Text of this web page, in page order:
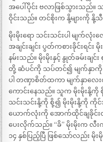
အပေါ်ပိုင်း ဗလာဖြစ်သွားသည်။
ဝိုင်းသည်။ တင်စိုးက နို့များကို နို့သီ
မိုးမိုးရော သင်းသင်းပါ မျက်
အချင်းချင်း ပွတ်ကစားခိုင်းရင်း
နမ်းသည်။ မိုးမိုးနှင့် နွုတ်ခမ်းချင်
တို့ ဆံပင်ကို သပ်တင်၍ မျက်နှာကို
ပါ တဏှာစိတ်ထကာ မျက်နှာလေး
ကောင်းနေသည်။ သူက မိုးမိုးနို့
သင်းသင်းနို့ကို စို့၍ မိုးမိုးနို့ကို ကိုင်
ယောက်လုံးကို အောက်ထိုင်ချခို
ပေးလိုက်သည်။ “ခိ” မိုးမိုးက
၁၄ နှစ်ပြည့်ပြီ ဖြစ်သော်လည်း